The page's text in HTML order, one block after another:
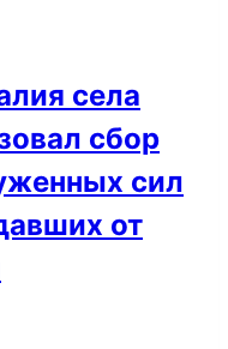
села
сбор
сил
от